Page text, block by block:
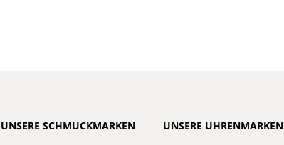
UNSERE SCHMUCKMARKEN
UNSERE UHRENMARKEN